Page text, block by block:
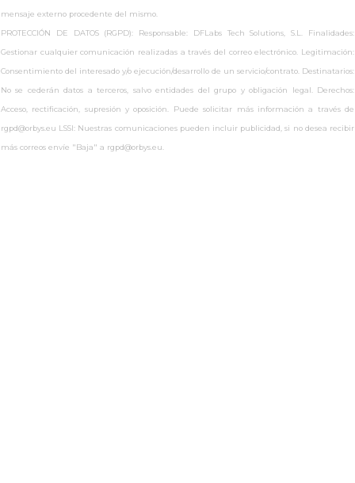
mensaje externo procedente del mismo.
PROTECCIÓN DE DATOS (RGPD): Responsable: DFLabs Tech Solutions, S.L. Finalidades:
Gestionar cualquier comunicación realizadas a través del correo electrónico. Legitimación:
Consentimiento del interesado y/o ejecución/desarrollo de un servicio/contrato. Destinatarios:
No se cederán datos a terceros, salvo entidades del grupo y obligación legal. Derechos:
Acceso, rectificación, supresión y oposición. Puede solicitar más información a través de
rgpd@orbys.eu LSSI: Nuestras comunicaciones pueden incluir publicidad, si no desea recibir
más correos envíe "Baja" a rgpd@orbys.eu.